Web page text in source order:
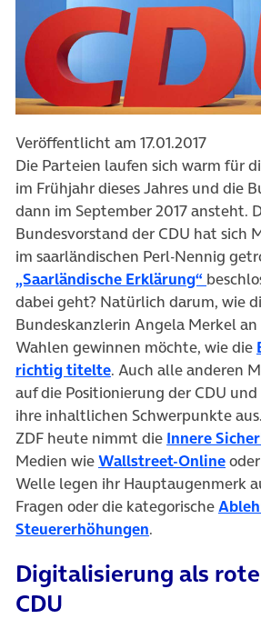
Veröffentlicht am 17.01.2017
Die Parteien laufen sich warm für
im Frühjahr dieses Jahres und die
dann im September 2017 ansteht.
Bundesvorstand der CDU hat sich
im saarländischen Perl-Nennig
„Saarländische Erklärung“ (öffnet
dabei geht? Natürlich darum, wie
Bundeskanzlerin Angela Merkel
Wahlen gewinnen möchte, wie die
richtig titelte(öffnet in neuem Tab)
. Auch alle anderen
auf die Positionierung der CDU
ihre inhaltlichen Schwerpunkte
ZDF heute nimmt die Innere
Medien wieWallstreet-Online
Welle legen ihr Hauptaugenmerk
Fragen oder die kategorische
Steuererhöhungen(öffnet in neuem
.
Digitalisierung als
CDU